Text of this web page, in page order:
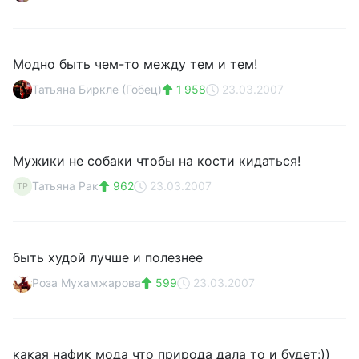
Модно быть чем-то между тем и тем!
Татьяна Биркле (Гобец) 1 958 23.03.2007
Мужики не собаки чтобы на кости кидаться!
ТР Татьяна Рак 962 23.03.2007
быть худой лучше и полезнее
Роза Мухамжарова 599 23.03.2007
какая нафик мода что природа дала то и будет:))